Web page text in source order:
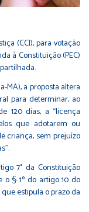
(CCJ), para votação
à Constituição (PEC)
MA), a proposta altera
para determinar, ao
120 dias, a “licença
que adotarem ou
criança, sem prejuízo
7° da Constituição
o § 1º do artigo 10 do
estipula o prazo da